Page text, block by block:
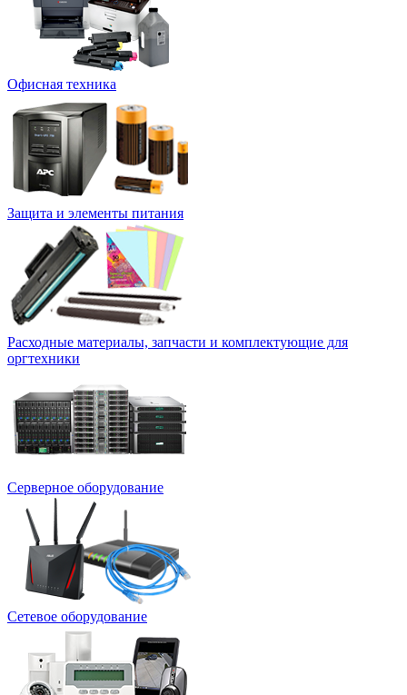
Офисная техника
Защита и элементы питания
Расходные материалы, запчасти и комплектующие для
оргтехники
Серверное оборудование
Сетевое оборудование